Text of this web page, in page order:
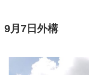
9月7日外構